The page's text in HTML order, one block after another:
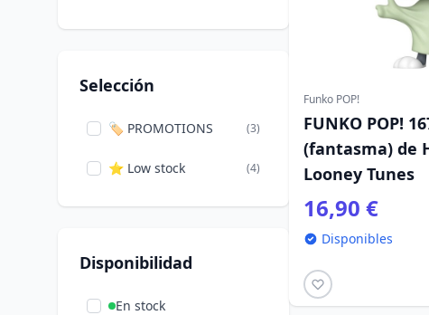
Iron Studios (3)
Selección
🏷️ PROMOTIONS (3)
⭐ Low stock (4)
Disponibilidad
En stock
Funko POP!
FUNKO POP!
(fantasma) de
Looney Tunes
16,90 €
Disponibles